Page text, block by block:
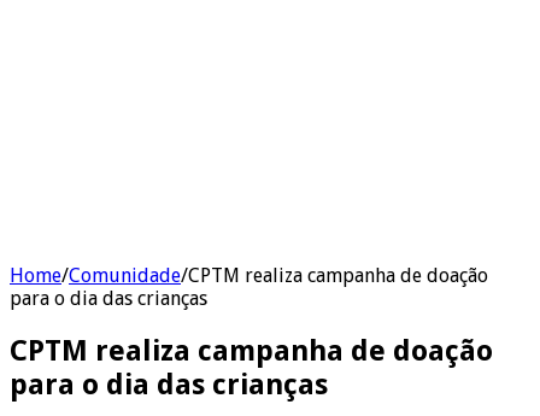
Home/Comunidade/CPTM realiza campanha de doação
para o dia das crianças
CPTM realiza campanha de doação
para o dia das crianças